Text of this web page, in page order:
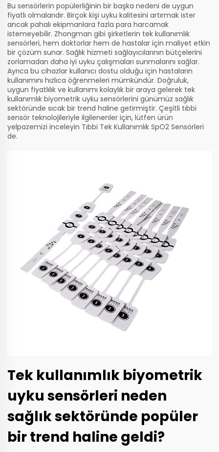
Bu sensörlerin popülerliğinin bir başka nedeni de uygun
fiyatlı olmalarıdır. Birçok kişi uyku kalitesini artırmak ister
ancak pahalı ekipmanlara fazla para harcamak
istemeyebilir. Zhongman gibi şirketlerin tek kullanımlık
sensörleri, hem doktorlar hem de hastalar için maliyet etkin
bir çözüm sunar. Sağlık hizmeti sağlayıcılarının bütçelerini
zorlamadan daha iyi uyku çalışmaları sunmalarını sağlar.
Ayrıca bu cihazlar kullanıcı dostu olduğu için hastaların
kullanımını hızlıca öğrenmeleri mümkündür. Doğruluk,
uygun fiyatlılık ve kullanımı kolaylık bir araya gelerek tek
kullanımlık biyometrik uyku sensörlerini günümüz sağlık
sektöründe sıcak bir trend haline getirmiştir. Çeşitli tıbbi
sensör teknolojileriyle ilgilenenler için, lütfen ürün
yelpazemizi inceleyin Tıbbi Tek Kullanımlık SpO2 Sensörleri
de.
Tek kullanımlık biyometrik
uyku sensörleri neden
sağlık sektöründe popüler
bir trend haline geldi?